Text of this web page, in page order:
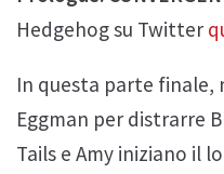
Hedgehog su Twitter
In questa parte finale,
Eggman per distrarre
Tails e Amy iniziano il